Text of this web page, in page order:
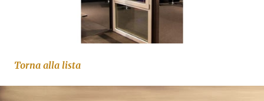
Torna alla lista